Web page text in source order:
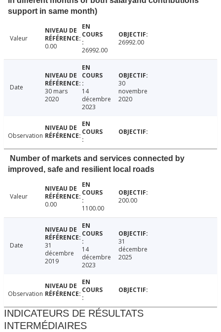
support in same month)
Valeur
0.00
26992.00
26992.00
Date
30 mars
2020
14
décembre
2023
30
novembre
2020
Observation
Number of markets and services connected by
improved, safe and resilient local roads
Valeur
0.00
1100.00
200.00
Date
31
décembre
2019
14
décembre
2023
31
décembre
2025
Observation
INDICATEURS DE RÉSULTATS
INTERMÉDIAIRES